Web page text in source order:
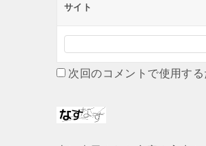
サイト
次回のコメントで使用す